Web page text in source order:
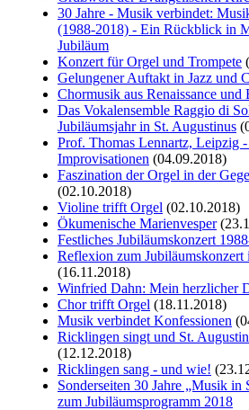
30 Jahre - Musik verbindet:
(1988-2018) - Ein Rückblick in
Jubiläum
Konzert für Orgel und Trompete
Gelungener Auftakt in Jazz und
Chormusik aus Renaissance und
Das Vokalensemble Raggio di
Jubiläumsjahr in St. Augustinus
Prof. Thomas Lennartz, Leipzig
Improvisationen (04.09.2018)
Faszination der Orgel in der
(02.10.2018)
Violine trifft Orgel (02.10.2018)
Ökumenische Marienvesper
Festliches Jubiläumskonzert
Reflexion zum Jubiläumskonzert
(16.11.2018)
Winfried Dahn: Mein herzlicher
Chor trifft Orgel (18.11.2018)
Musik verbindet Konfessionen
Ricklingen singt und St.
(12.12.2018)
Ricklingen sang - und wie!
Sonderseiten 30 Jahre „Musik in
zum Jubiläumsprogramm 2018